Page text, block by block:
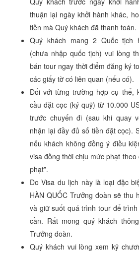
thuận lại ngày khởi hành khác,
tiền mà Quý khách đã thanh toán.
Quý khách mang 2 Quốc tịch
(chưa nhập quốc tịch) vui lòng
bán tour ngay thời điểm đăng ký
các giấy tờ có liên quan (nếu có).
Đối với từng trường hợp cụ thể,
cầu đặt cọc (ký quỹ) từ 10.000
trước chuyến đi (sau khi quay
nhận lại đầy đủ số tiền đặt cọc).
nếu khách không đồng ý điều
visa đồng thời chịu mức phạt
phạt”.
Do Visa du lịch này là loại đặc
HÀN QUỐC Trưởng đoàn sẽ thu
và giữ suốt quá trình tour để
cần. Rất mong quý khách
Trưởng đoàn.
Quý khách vui lòng xem kỹ